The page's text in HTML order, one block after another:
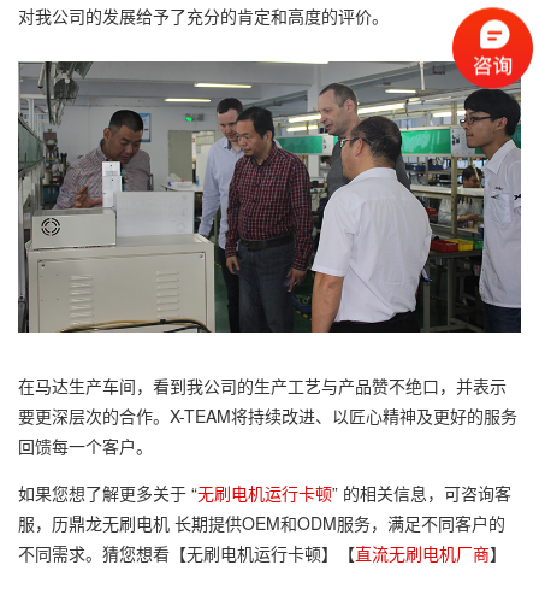
对我公司的发展给予了充分的肯定和高度的评价。
在马达生产车间，看到我公司的生产工艺与产品赞不绝口，并表示
要更深层次的合作。X-TEAM将持续改进、以匠心精神及更好的服务
回馈每一个客户。
如果您想了解更多关于 “无刷电机运行卡顿” 的相关信息，可咨询客
服，历鼎龙无刷电机 长期提供OEM和ODM服务，满足不同客户的
不同需求。猜您想看【无刷电机运行卡顿】【直流无刷电机厂商】